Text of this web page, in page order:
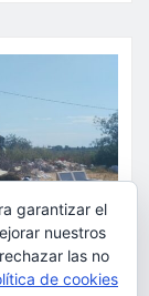
garantizar el
nuestros
las no
de cookies